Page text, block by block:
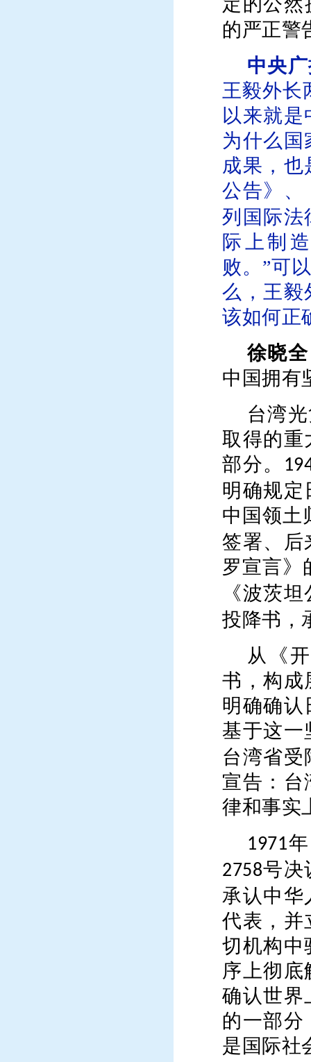
的严正警
中央
王毅外长
以来就
为什么
成果，
公告》、
列国际法
际上制
败。”可
么， 王毅
该如何正
徐晓
中国拥有
台湾
取得的重
部分。
明确规定
中国领土
签署、后
罗宣言》
《波茨
投降书，
从《
书，构成
明确确认
基于这一
台湾省
宣告：台
律和事实
1971
2758号决
承认中华
代表，并
切机构中
序上彻
确认世界
的一部分
是国际社